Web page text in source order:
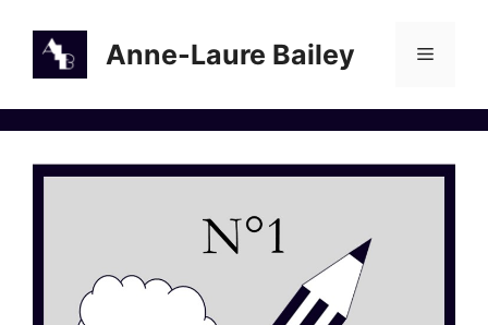
contenu
Anne-Laure Bailey Menu